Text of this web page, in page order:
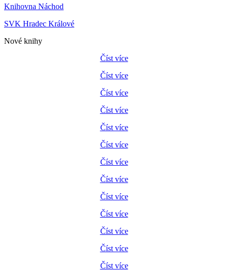
Knihovna Náchod
SVK Hradec Králové
Nové knihy
Číst více
Číst více
Číst více
Číst více
Číst více
Číst více
Číst více
Číst více
Číst více
Číst více
Číst více
Číst více
Číst více